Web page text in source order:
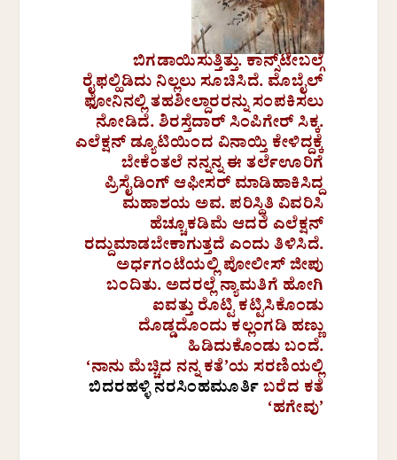
ಬಿಗಡಾಯಿಸುತ್ತಿತ್ತು. ಕಾನ್ಸ್‌ಟೇಬಲ್ಗೆ
ರೈಫಲ್ಹಿಡಿದು ನಿಲ್ಲಲು ಸೂಚಿಸಿದೆ. ಮೊಬೈಲ್
ಫೋನಿನಲ್ಲಿ ತಹಶೀಲ್ದಾರರನ್ನು ಸಂಪಕಿಸಲು
ನೋಡಿದೆ. ಶಿರಸ್ತೆದಾರ್ ಸಿಂಪಿಗೇರ್ ಸಿಕ್ಕ.
ಎಲೆಕ್ಷನ್ ಡ್ಯೂಟಿಯಿಂದ ವಿನಾಯ್ತಿ ಕೇಳಿದ್ದಕ್ಕೆ
ಬೇಕೆಂತಲೆ ನನ್ನನ್ನ ಈ ತರ್ಲೆಊರಿಗೆ
ಪ್ರಿಸೈಡಿಂಗ್ ಆಫೀಸರ್ ಮಾಡಿಹಾಕಿಸಿದ್ದ
ಮಹಾಶಯ ಅವ. ಪರಿಸ್ಥಿತಿ ವಿವರಿಸಿ
ಹೆಚ್ಚೂಕಡಿಮೆ ಆದರೆ ಎಲೆಕ್ಷನ್
ರದ್ದುಮಾಡಬೇಕಾಗುತ್ತದೆ ಎಂದು ತಿಳಿಸಿದೆ.
ಅರ್ಧಗಂಟೆಯಲ್ಲಿ ಪೋಲೀಸ್ ಜೀಪು
ಬಂದಿತು. ಅದರಲ್ಲೆ ನ್ಯಾಮತಿಗೆ ಹೋಗಿ
ಐವತ್ತು ರೊಟ್ಟಿ ಕಟ್ಟಿಸಿಕೊಂಡು
ದೊಡ್ಡದೊಂದು ಕಲ್ಲಂಗಡಿ ಹಣ್ಣು
ಹಿಡಿದುಕೊಂಡು ಬಂದೆ.
‘ನಾನು ಮೆಚ್ಚಿದ ನನ್ನ ಕತೆ’ಯ ಸರಣಿಯಲ್ಲಿ
ಬಿದರಹಳ್ಳಿ ನರಸಿಂಹಮೂರ್ತಿಬರೆದ ಕತೆ
‘ಹಗೇವು’